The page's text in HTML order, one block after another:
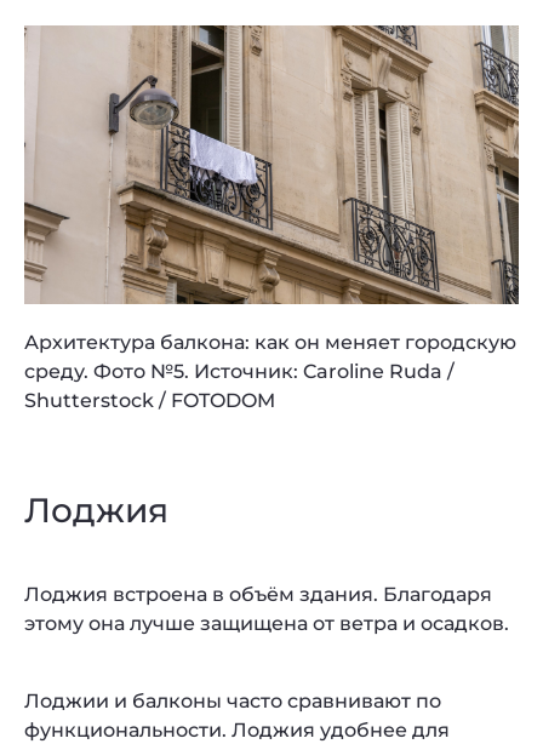
Архитектура балкона: как он меняет городскую
среду. Фото №5. Источник: Caroline Ruda /
Shutterstock / FOTODOM
Лоджия
Лоджия встроена в объём здания. Благодаря
этому она лучше защищена от ветра и осадков.
Лоджии и балконы часто сравнивают по
функциональности. Лоджия удобнее для